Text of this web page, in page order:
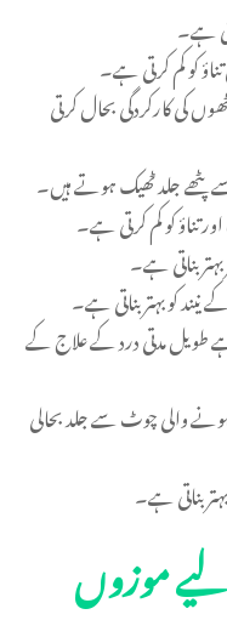
ہے۔
کو کم کرتی ہے۔
کی کارکردگی بحال کرتی
جلد ٹھیک ہوتے ہیں۔
تناؤ کو کم کرتی ہے۔
بناتی ہے۔
کو بہتر بناتی ہے۔
طویل مدتی درد کے علاج کے
ہونے والی چوٹ سے جلد بحالی
بناتی ہے۔
موزوں